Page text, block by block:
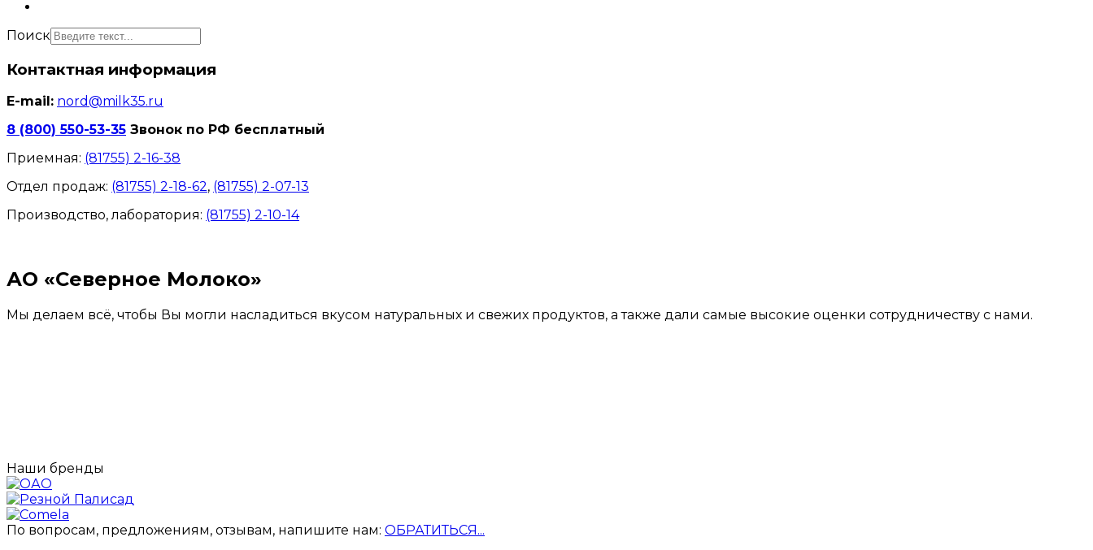
Поиск
Контактная информация
E-mail: nord@milk35.ru
8 (800) 550-53-35 Звонок по РФ бесплатный
Приемная: (81755) 2-16-38
Отдел продаж: (81755) 2-18-62, (81755) 2-07-13
Производство, лаборатория: (81755) 2-10-14
АО «Северное Молоко»
Мы делаем всё, чтобы Вы могли насладиться вкусом натуральных и свежих продуктов, а также дали самые высокие оценки сотрудничеству с нами.
Наши бренды
По вопросам, предложениям, отзывам, напишите нам: ОБРАТИТЬСЯ...